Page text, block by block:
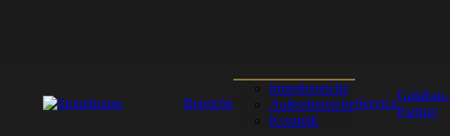
Bereiche
Innenbereiche
Außenbereiche
Keramik
Service
Galabau-
Partner